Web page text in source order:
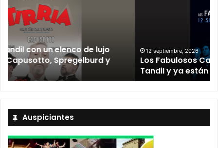
12 septiembre, 2026
Los Fabulosos Cadillacs anunciaron su show en
Tandil y ya están a la venta las entradas
Auspiciantes